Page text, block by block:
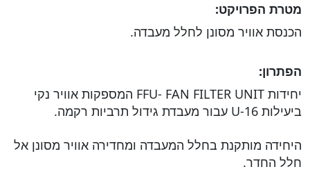
מטרת הפרויקט:
הכנסת אוויר מסונן לחלל מעבדה.
הפתרון:
יחידות FFU- FAN FILTER UNIT המספקות אוויר נקי
ביעילות U-16 עבור מעבדת גידול תרביות רקמה.
היחידה מותקנת בחלל המעבדה ומחדירה אוויר מסונן אל
חלל החדר.